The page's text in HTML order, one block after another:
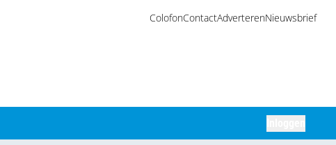
ColofonContactAdverterenNieuwsbrief